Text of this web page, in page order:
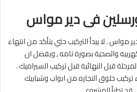
فى دير مواس
. لا يبدأ التركيب حتي يتأكد من انتهاء
والصحية بصورة تامه , ويفضل ان
قبل النهائية قبل تركيب السيراميك .
تركيب حلوق النجاره من ابواب وشبابيك